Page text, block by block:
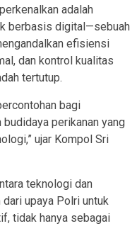
adalah
berbasis digital—sebuah
efisiensi
dan kontrol kualitas
tertutup.
bagi
perikanan yang
ujar Kompol Sri
teknologi dan
upaya Polri untuk
tidak hanya sebagai